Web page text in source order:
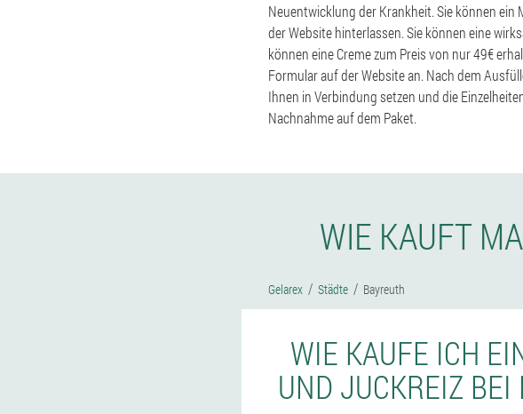
Neuentwicklung der Krankheit. Sie können
der Website hinterlassen. Sie können eine
können eine Creme zum Preis von nur 49€
Formular auf der Website an. Nach dem
Ihnen in Verbindung setzen und die
Nachnahme auf dem Paket.
WIE KAUFT
Gelarex Städte Bayreuth
WIE KAUFE ICH
UND JUCKREIZ